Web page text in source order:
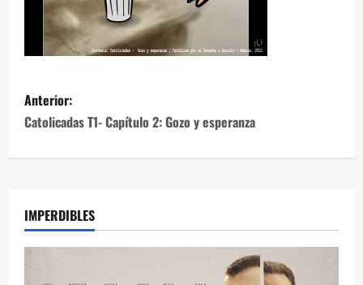
Anterior:
Catolicadas T1- Capítulo 2: Gozo y esperanza
IMPERDIBLES